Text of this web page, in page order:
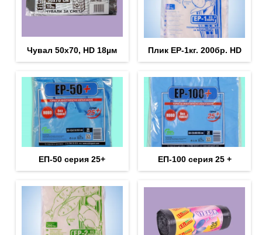
Чувал 50х70, HD 18µм Плик EP-1кг. 200бр. HD
ЕП-50 серия 25+ ЕП-100 серия 25 +